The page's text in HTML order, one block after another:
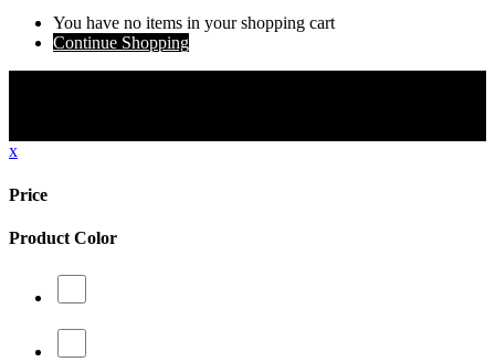
You have no items in your shopping cart
Continue Shopping
x
Price
Product Color